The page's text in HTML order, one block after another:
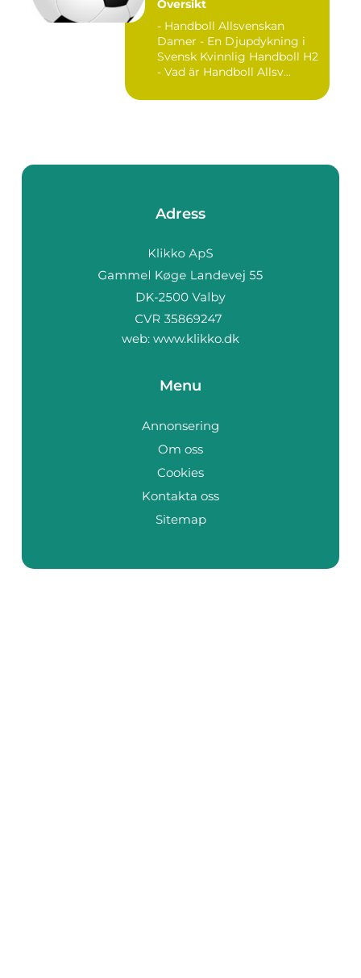
Översikt
- Handboll Allsvenskan
Damer - En Djupdykning i
Svensk Kvinnlig Handboll H2
- Vad är Handboll Allsv...
Adress
web: www.klikko.dk
Menu
Annonsering
Om oss
Cookies
Kontakta oss
Sitemap